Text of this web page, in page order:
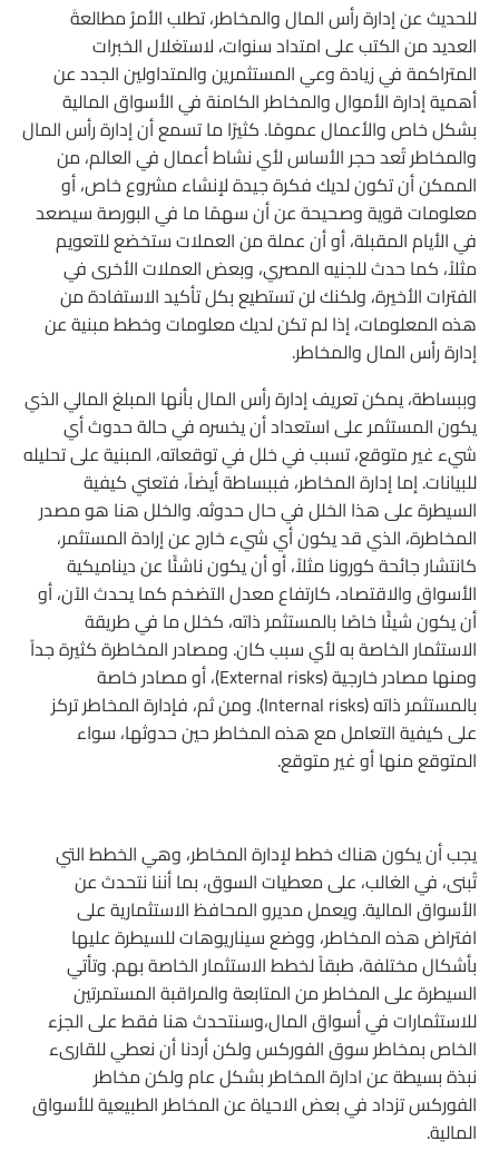
للحديث عن إدارة رأس المال والمخاطر، تطلب الأمرُ مطالعةَ
العديد من الكتب على امتداد سنوات، لاستغلال الخبرات
المتراكمة في زيادة وعي المستثمرين والمتداولين الجدد عن
أهمية إدارة الأموال والمخاطر الكامنة في الأسواق المالية
بشكل خاص والأعمال عمومًا. كثيرًا ما تسمع أن إدارة رأس المال
والمخاطر تُعد حجر الأساس لأي نشاط أعمال في العالم، من
الممكن أن تكون لديك فكرة جيدة لإنشاء مشروع خاص، أو
معلومات قوية وصحيحة عن أن سهمًا ما في البورصة سيصعد
في الأيام المقبلة، أو أن عملة من العملات ستخضع للتعويم
مثلاً، كما حدث للجنيه المصري، وبعض العملات الأخرى في
الفترات الأخيرة، ولكنك لن تستطيع بكل تأكيد الاستفادة من
هذه المعلومات، إذا لم تكن لديك معلومات وخطط مبنية عن
إدارة رأس المال والمخاطر.
وببساطة، يمكن تعريف إدارة رأس المال بأنها المبلغ المالي الذي
يكون المستثمر على استعداد أن يخسره في حالة حدوث أي
شيء غير متوقع، تسبب في خلل في توقعاته، المبنية على تحليله
للبيانات. إما إدارة المخاطر، فببساطة أيضاً، فتعني كيفية
السيطرة على هذا الخلل في حال حدوثه. والخلل هنا هو مصدر
المخاطرة، الذي قد يكون أي شيء خارج عن إرادة المستثمر،
كانتشار جائحة كورونا مثلاً، أو أن يكون ناشئًا عن ديناميكية
الأسواق والاقتصاد، كارتفاع معدل التضخم كما يحدث الآن، أو
أن يكون شيئًا خاصًا بالمستثمر ذاته، كخلل ما في طريقة
الاستثمار الخاصة به لأي سبب كان. ومصادر المخاطرة كثيرة جداً
ومنها مصادر خارجية (External risks)، أو مصادر خاصة
بالمستثمر ذاته (Internal risks). ومن ثم، فإدارة المخاطر تركز
على كيفية التعامل مع هذه المخاطر حين حدوثها، سواء
المتوقع منها أو غير متوقع.
يجب أن يكون هناك خطط لإدارة المخاطر، وهي الخطط التي
تُبنى، في الغالب، على معطيات السوق، بما أننا نتحدث عن
الأسواق المالية. ويعمل مديرو المحافظ الاستثمارية على
افتراض هذه المخاطر، ووضع سيناريوهات للسيطرة عليها
بأشكال مختلفة، طبقاً لخطط الاستثمار الخاصة بهم. وتأتي
السيطرة على المخاطر من المتابعة والمراقبة المستمرتين
للاستثمارات في أسواق المال،وسنتحدث هنا فقط على الجزء
الخاص بمخاطر سوق الفوركس ولكن أردنا أن نعطي للقارىء
نبذة بسيطة عن ادارة المخاطر بشكل عام ولكن مخاطر
الفوركس تزداد في بعض الاحياة عن المخاطر الطبيعية للأسواق
المالية.